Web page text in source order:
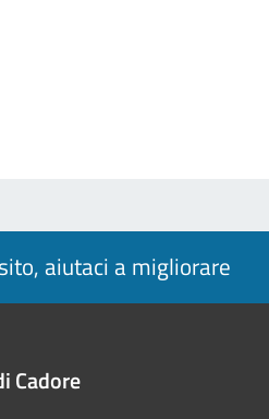
aiutaci a migliorare
Cadore